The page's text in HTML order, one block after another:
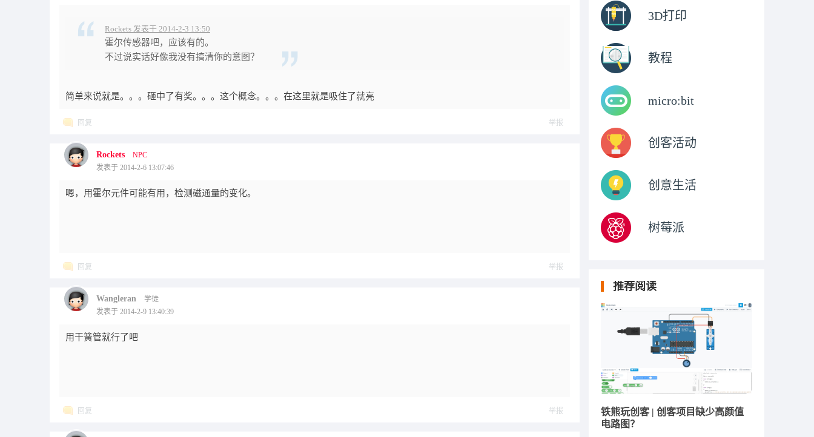
Rockets 发表于 2014-2-3 13:50
霍尔传感器吧，应该有的。
不过说实话好像我没有搞清你的意图？
简单来说就是。。。砸中了有奖。。。这个概念。。。在这里就是吸住了就亮
回复 举报
Rockets
NPC
发表于 2014-2-6 13:07:46
嗯，用霍尔元件可能有用，检测磁通量的变化。
回复 举报
Wangleran
学徒
发表于 2014-2-9 13:40:39
用干簧管就行了吧
回复 举报
3D打印
教程
micro:bit
创客活动
创意生活
树莓派
推荐阅读
铁熊玩创客 | 创客项目缺少高颜值
电路图？